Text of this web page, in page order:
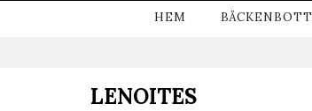
HEM
LENOITES